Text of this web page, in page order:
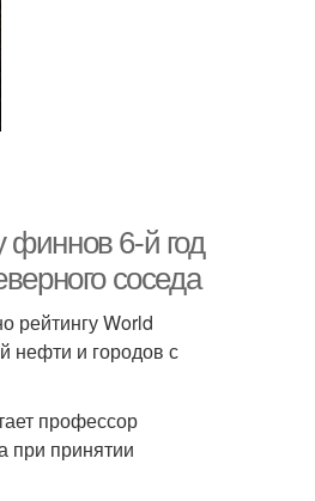
6-й год
соседа
рейтингу World
нефти и городов с
профессор
при принятии